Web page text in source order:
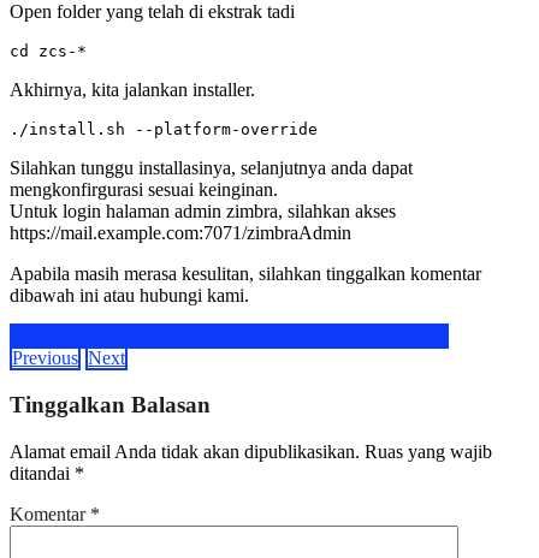
Open folder yang telah di ekstrak tadi
cd zcs-*
Akhirnya, kita jalankan installer.
./install.sh --platform-override
Silahkan tunggu installasinya, selanjutnya anda dapat
mengkonfirgurasi sesuai keinginan.
Untuk login halaman admin zimbra, silahkan akses
https://mail.example.com:7071/zimbraAdmin
Apabila masih merasa kesulitan, silahkan tinggalkan komentar
dibawah ini atau hubungi kami.
Previous Next
Tinggalkan Balasan
Alamat email Anda tidak akan dipublikasikan. Ruas yang wajib
ditandai *
Komentar *